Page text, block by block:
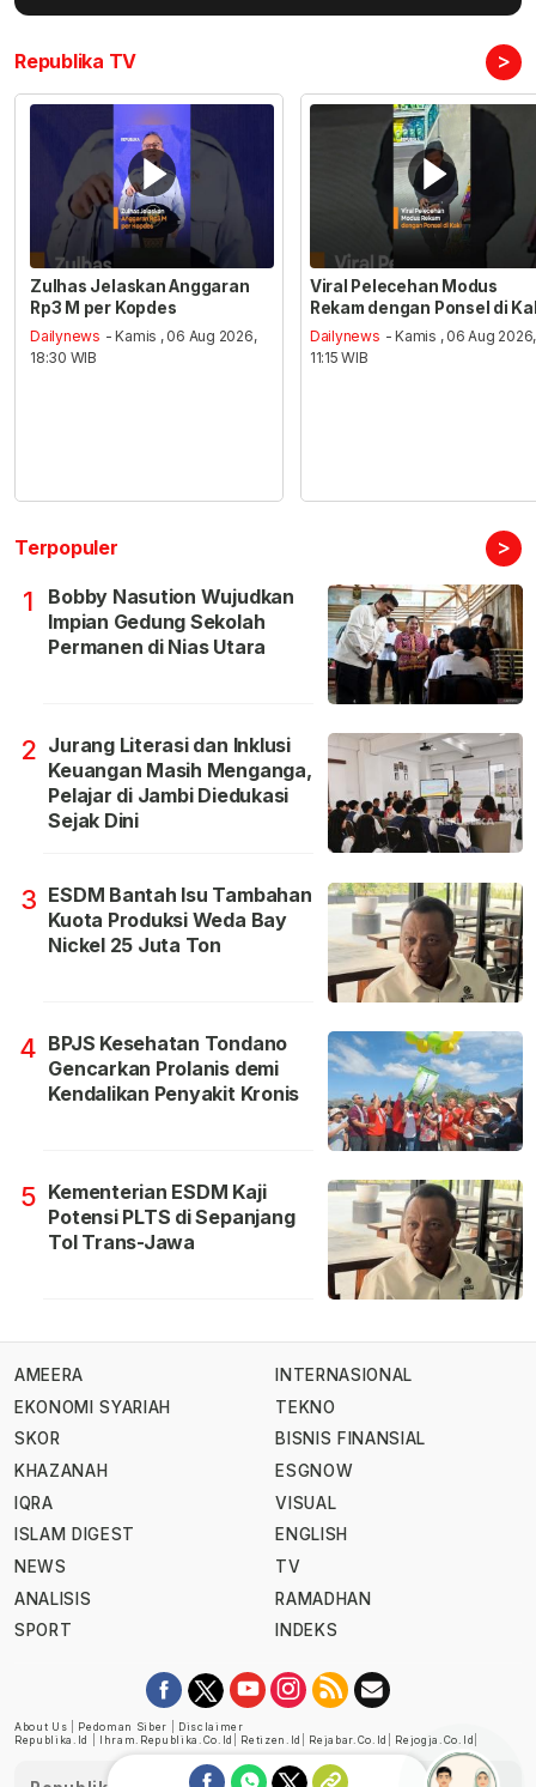
Republika TV >
Zulhas Jelaskan Anggaran
Rp3 M per Kopdes
Dailynews - Kamis , 06 Aug 2026,
18:30 WIB
Viral Pelecehan Modus
Rekam dengan Ponsel di
Dailynews - Kamis , 06 Aug 2026,
11:15 WIB
Terpopuler >
1
Bobby Nasution Wujudkan
Impian Gedung Sekolah
Permanen di Nias Utara
2 Jurang Literasi dan Inklusi
Keuangan Masih Menganga,
Pelajar di Jambi Diedukasi
Sejak Dini
3 ESDM Bantah Isu Tambahan
Kuota Produksi Weda Bay
Nickel 25 Juta Ton
4 BPJS Kesehatan Tondano
Gencarkan Prolanis demi
Kendalikan Penyakit Kronis
5 Kementerian ESDM Kaji
Potensi PLTS di Sepanjang
Tol Trans-Jawa
AMEERA
EKONOMI SYARIAH
SKOR
KHAZANAH
IQRA
ISLAM DIGEST
NEWS
ANALISIS
SPORT
INTERNASIONAL
TEKNO
BISNIS FINANSIAL
ESGNOW
VISUAL
ENGLISH
TV
RAMADHAN
INDEKS
About Us Pedoman Siber
Disclaimer
Republika.id
Ihram.republika.co.id Retizen.id Rejabar.co.id Rejogja.co.id